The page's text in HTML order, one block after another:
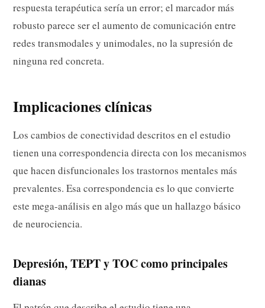
respuesta terapéutica sería un error; el marcador más
robusto parece ser el aumento de comunicación entre
redes transmodales y unimodales, no la supresión de
ninguna red concreta.
Implicaciones clínicas
Los cambios de conectividad descritos en el estudio
tienen una correspondencia directa con los mecanismos
que hacen disfuncionales los trastornos mentales más
prevalentes. Esa correspondencia es lo que convierte
este mega-análisis en algo más que un hallazgo básico
de neurociencia.
Depresión, TEPT y TOC como principales
dianas